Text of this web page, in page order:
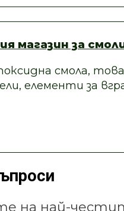
магазин за
смола,
елементи за
на най-